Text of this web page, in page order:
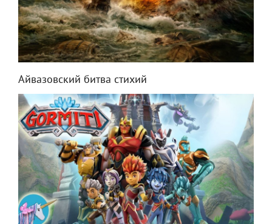
Айвазовский битва стихий